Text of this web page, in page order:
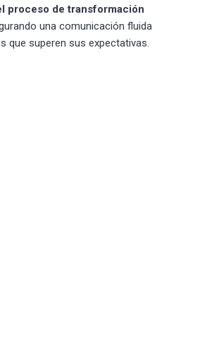
proceso de transformación
una comunicación fluida
que superen sus expectativas.